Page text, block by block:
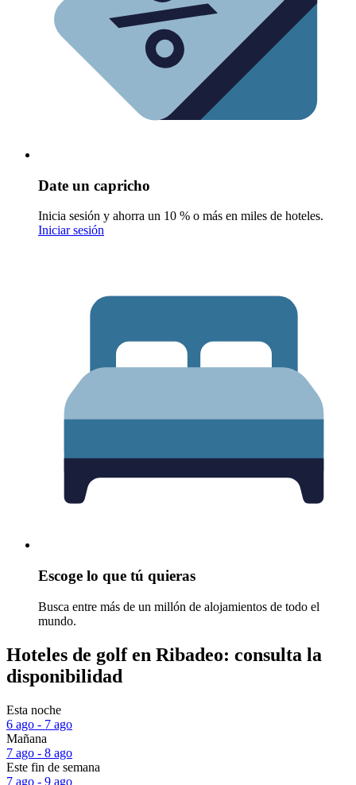
Date un capricho
Inicia sesión y ahorra un 10 % o más en miles de hoteles.
Iniciar sesión
Escoge lo que tú quieras
Busca entre más de un millón de alojamientos de todo el
mundo.
Hoteles de golf en Ribadeo: consulta la
disponibilidad
Esta noche
6 ago - 7 ago
Mañana
7 ago - 8 ago
Este fin de semana
7 ago - 9 ago